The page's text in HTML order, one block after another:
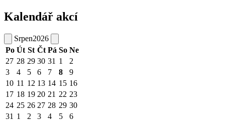
Kalendář akcí
Srpen2026
Po Út St Čt Pá So Ne
27 28 29 30 31 1
2
3
4 5 6 7 8
9
10 11 12 13 14 15 16
17 18 19 20 21 22 23
24 25 26 27 28 29 30
31 1 2 3 4 5 6